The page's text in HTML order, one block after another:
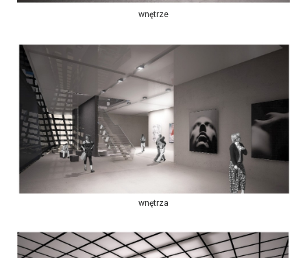
wnętrze
wnętrza